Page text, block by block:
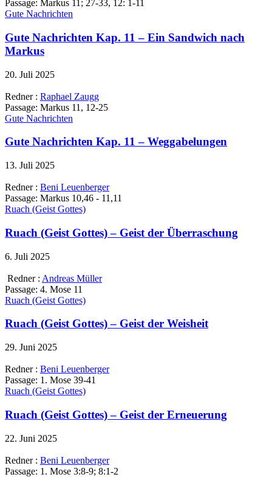
Passage: Markus 11; 27-33, 12: 1-11
Gute Nachrichten
Gute Nachrichten Kap. 11 – Ein Sandwich nach
Markus
20. Juli 2025
Redner : Raphael Zaugg
Passage: Markus 11, 12-25
Gute Nachrichten
Gute Nachrichten Kap. 11 – Weggabelungen
13. Juli 2025
Redner : Beni Leuenberger
Passage: Markus 10,46 - 11,11
Ruach (Geist Gottes)
Ruach (Geist Gottes) – Geist der Überraschung
6. Juli 2025
Redner : Andreas Müller
Passage: 4. Mose 11
Ruach (Geist Gottes)
Ruach (Geist Gottes) – Geist der Weisheit
29. Juni 2025
Redner : Beni Leuenberger
Passage: 1. Mose 39-41
Ruach (Geist Gottes)
Ruach (Geist Gottes) – Geist der Erneuerung
22. Juni 2025
Redner : Beni Leuenberger
Passage: 1. Mose 3:8-9; 8:1-2